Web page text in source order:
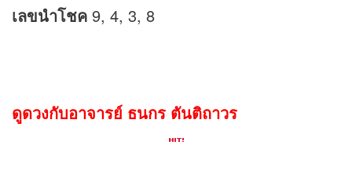
เลขนำโชค 9, 4, 3, 8
ดูดวงกับอาจารย์ ธนกร ตันติถาวร